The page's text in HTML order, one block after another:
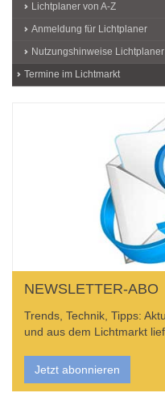
Lichtplaner von A-Z
Anmeldung für Lichtplaner
Nutzungshinweise Lichtplaner
Termine im Lichtmarkt
NEWSLETTER-ABO
Trends, Technik, Tipps:
und aus dem Lichtmarkt
Jetzt abonnieren